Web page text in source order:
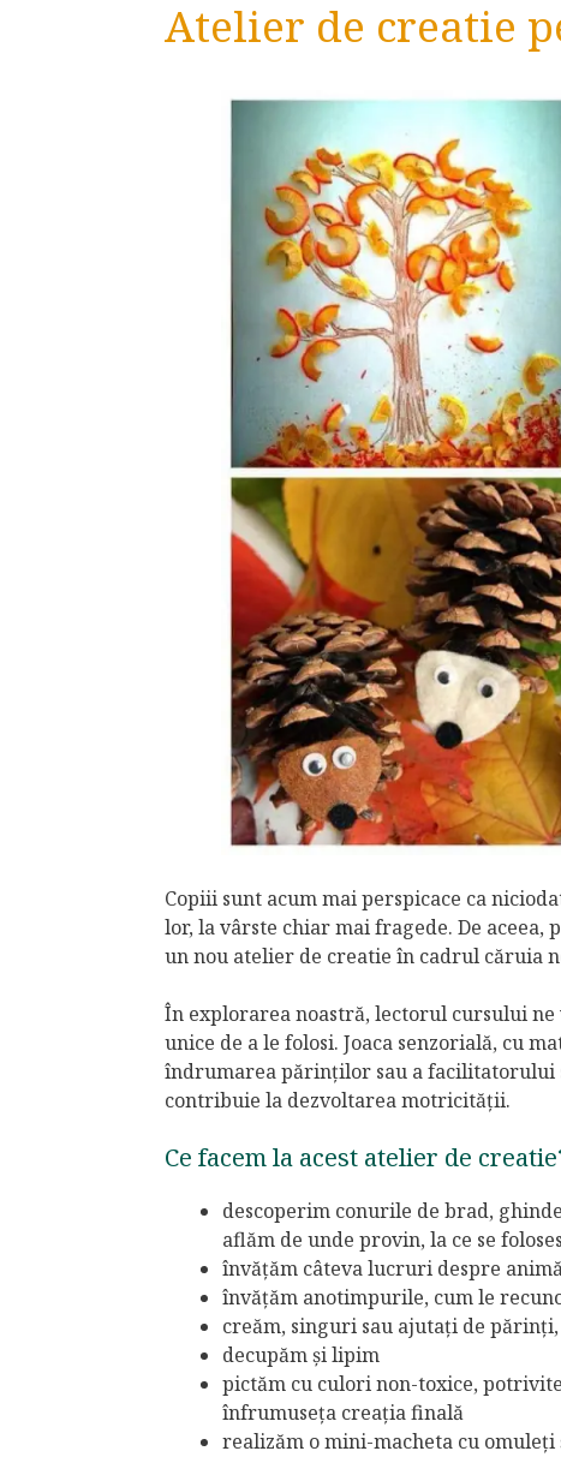
Atelier de creatie
Copiii sunt acum mai perspicace ca
lor, la vârste chiar mai fragede. De
un nou atelier de creatie în cadrul căruia
În explorarea noastră, lectorul cursului
unice de a le folosi. Joaca senzorială, cu
îndrumarea părinților sau a facilitatorului
contribuie la dezvoltarea motricității.
Ce facem la acest atelier de
descoperim conurile de brad,
aflăm de unde provin, la ce se
învățăm câteva lucruri despre
învățăm anotimpurile, cum le
creăm, singuri sau ajutați de
decupăm și lipim
pictăm cu culori non-toxice,
înfrumuseța creația finală
realizăm o mini-macheta cu omuleți